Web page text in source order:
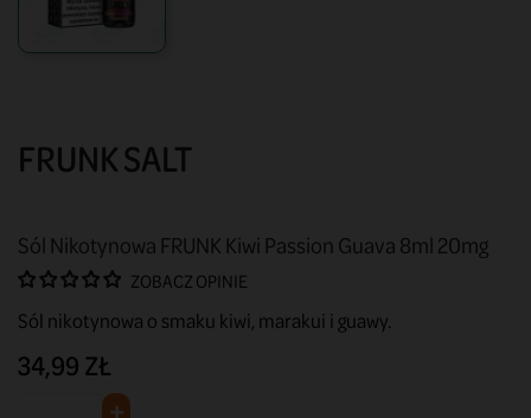
FRUNK SALT
Sól Nikotynowa FRUNK Kiwi Passion Guava 8ml 20mg
ZOBACZ OPINIE
Sól nikotynowa o smaku kiwi, marakui i guawy.
34,99 ZŁ